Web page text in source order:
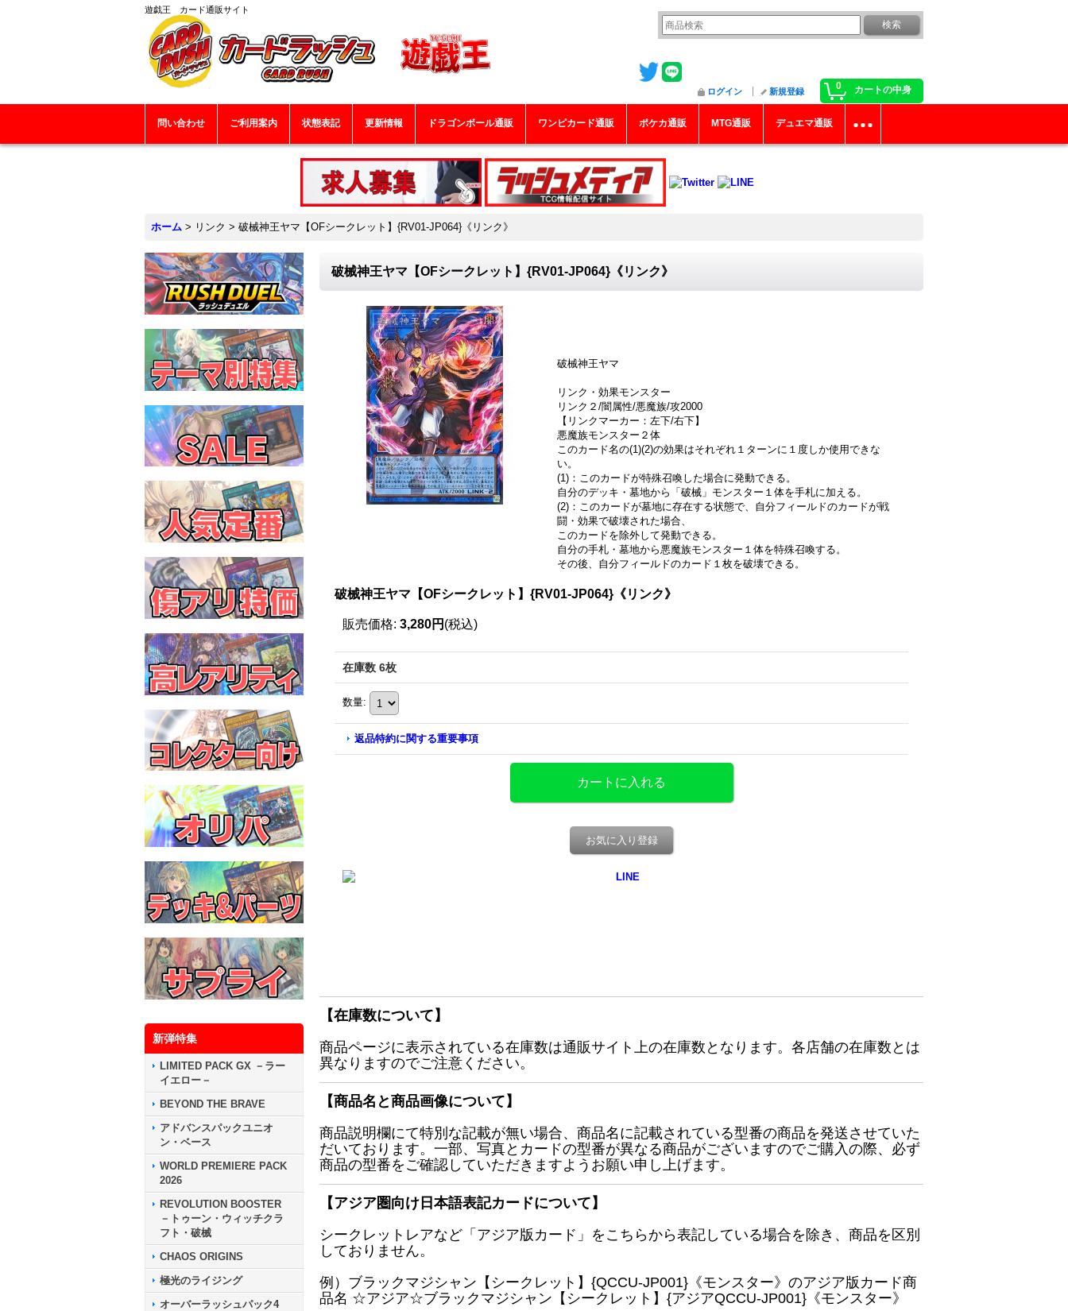
遊戯王 カード通販サイト
0 カートの中身
ログイン 新規登録
問い合わせ ご利用案内 状態表記 更新情報 ドラゴンボール通販 ワンピカード通販 ポケカ通販 MTG通販 デュエマ通販
ホーム > リンク > 破械神王ヤマ【OFシークレット】{RV01-JP064}《リンク》
新弾特集
LIMITED PACK GX －ラー
イエロー－
BEYOND THE BRAVE
アドバンスパックユニオ
ン・ベース
WORLD PREMIERE PACK
2026
REVOLUTION BOOSTER
－トゥーン・ウィッチクラ
フト・破械
CHAOS ORIGINS
極光のライジング
オーバーラッシュパック4
破械神王ヤマ【OFシークレット】{RV01-JP064}《リンク》
破械神王ヤマ
リンク・効果モンスター
リンク２/闇属性/悪魔族/攻2000
【リンクマーカー：左下/右下】
悪魔族モンスター２体
このカード名の(1)(2)の効果はそれぞれ１ターンに１度しか使用できな
い。
(1)：このカードが特殊召喚した場合に発動できる。
自分のデッキ・墓地から「破械」モンスター１体を手札に加える。
(2)：このカードが墓地に存在する状態で、自分フィールドのカードが戦
闘・効果で破壊された場合、
このカードを除外して発動できる。
自分の手札・墓地から悪魔族モンスター１体を特殊召喚する。
その後、自分フィールドのカード１枚を破壊できる。
破械神王ヤマ【OFシークレット】{RV01-JP064}《リンク》
販売価格: 3,280円 (税込)
在庫数 6枚
数量:
返品特約に関する重要事項
お気に入り登録
【在庫数について】
商品ページに表示されている在庫数は通販サイト上の在庫数となります。各店舗の在庫数とは
異なりますのでご注意ください。
【商品名と商品画像について】
商品説明欄にて特別な記載が無い場合、商品名に記載されている型番の商品を発送させていた
だいております。一部、写真とカードの型番が異なる商品がございますのでご購入の際、必ず
商品の型番をご確認していただきますようお願い申し上げます。
【アジア圏向け日本語表記カードについて】
シークレットレアなど「アジア版カード」をこちらから表記している場合を除き、商品を区別
しておりません。
例）ブラックマジシャン【シークレット】{QCCU-JP001}《モンスター》のアジア版カード商
品名 ☆アジア☆ブラックマジシャン【シークレット】{アジアQCCU-JP001}《モンスター》